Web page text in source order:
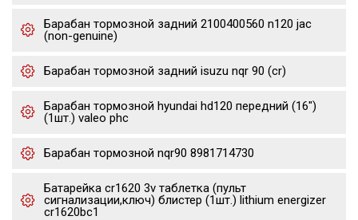
Барабан тормозной задний 2100400560 n120 jac
(non-genuine)
Барабан тормозной задний isuzu nqr 90 (cr)
Барабан тормозной hyundai hd120 передний (16")
(1шт.) valeo phc
Барабан тормозной nqr90 8981714730
Батарейка cr1620 3v таблетка (пульт
сигнализации,ключ) блистер (1шт.) lithium energizer
cr1620bc1